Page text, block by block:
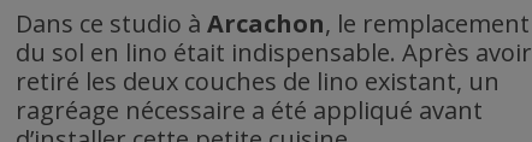
Dans ce studio àArcachon, le remplacement
du sol en lino était indispensable. Après avoir
retiré les deux couches de lino existant, un
ragréage nécessaire a été appliqué avant